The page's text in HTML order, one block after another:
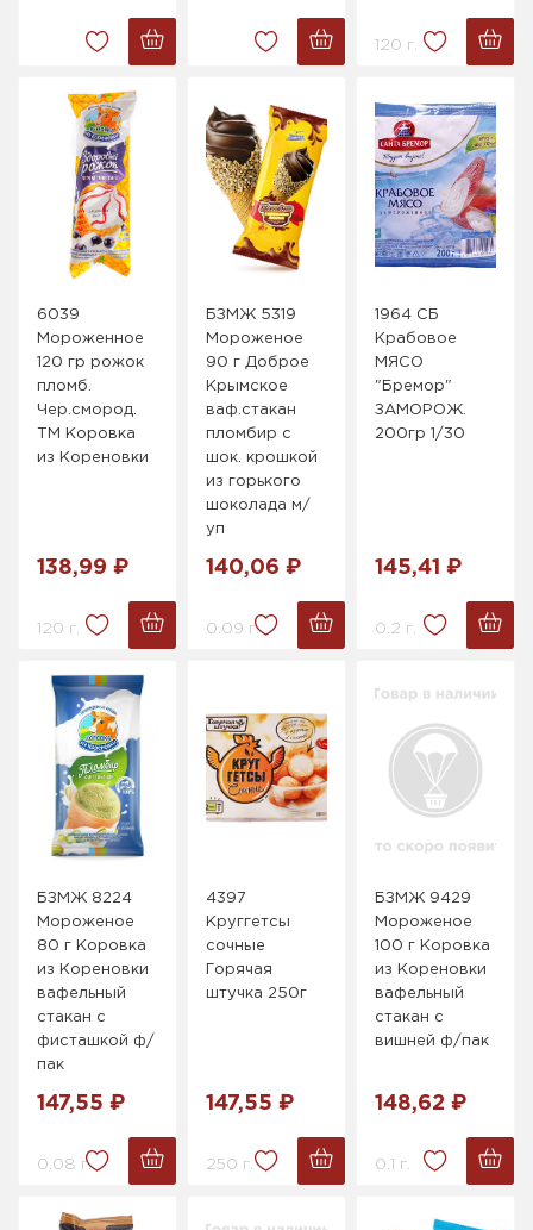
120 г.
6039
Мороженное
120 гр рожок
пломб.
Чер.смород.
ТМ Коровка
из Кореновки
138,99 ₽
120 г.
БЗМЖ 5319
Мороженое
90 г Доброе
Крымское
ваф.стакан
пломбир с
шок. крошкой
из горького
шоколада м/
уп
140,06 ₽
0.09 г.
1964 СБ
Крабовое
МЯСО
"Бремор"
ЗАМОРОЖ.
200гр 1/30
145,41 ₽
0.2 г.
БЗМЖ 8224
Мороженое
80 г Коровка
из Кореновки
вафельный
стакан с
фисташкой ф/
пак
147,55 ₽
0.08 г.
4397
Круггетсы
сочные
Горячая
штучка 250г
147,55 ₽
250 г.
БЗМЖ 9429
Мороженое
100 г Коровка
из Кореновки
вафельный
стакан с
вишней ф/пак
148,62 ₽
0.1 г.